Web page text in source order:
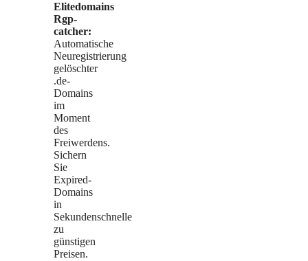
Elitedomains
Rgp-
catcher:
Automatische
Neuregistrierung
gelöschter
.de-
Domains
im
Moment
des
Freiwerdens.
Sichern
Sie
Expired-
Domains
in
Sekundenschnelle
zu
günstigen
Preisen.